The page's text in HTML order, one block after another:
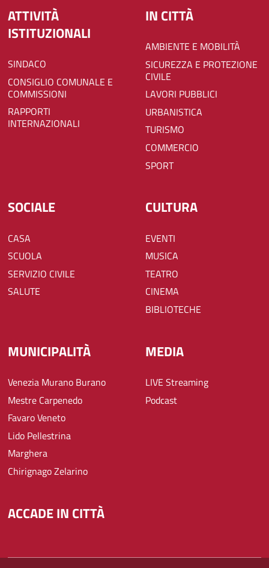
ATTIVITÀ
ISTITUZIONALI
SINDACO
CONSIGLIO COMUNALE E
COMMISSIONI
RAPPORTI
INTERNAZIONALI
IN CITTÀ
AMBIENTE E MOBILITÀ
SICUREZZA E PROTEZIONE
CIVILE
LAVORI PUBBLICI
URBANISTICA
TURISMO
COMMERCIO
SPORT
SOCIALE
CASA
SCUOLA
SERVIZIO CIVILE
SALUTE
CULTURA
EVENTI
MUSICA
TEATRO
CINEMA
BIBLIOTECHE
MUNICIPALITÀ
Venezia Murano Burano
Mestre Carpenedo
Favaro Veneto
Lido Pellestrina
Marghera
Chirignago Zelarino
MEDIA
LIVE Streaming
Podcast
ACCADE IN CITTÀ